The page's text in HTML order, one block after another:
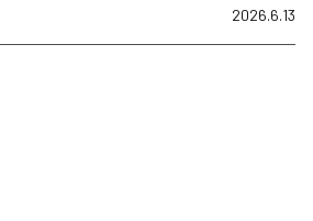
2026.6.13